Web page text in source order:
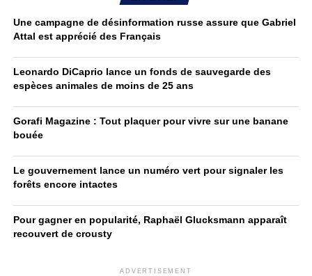
Une campagne de désinformation russe assure que Gabriel
Attal est apprécié des Français
Leonardo DiCaprio lance un fonds de sauvegarde des
espèces animales de moins de 25 ans
Gorafi Magazine : Tout plaquer pour vivre sur une banane
bouée
Le gouvernement lance un numéro vert pour signaler les
forêts encore intactes
Pour gagner en popularité, Raphaël Glucksmann apparaît
recouvert de crousty
ADVERTISEMENT